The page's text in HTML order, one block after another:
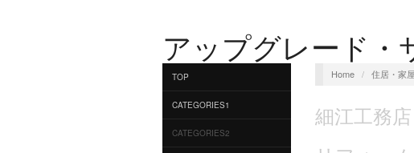
アップグレード・
TOP
CATEGORIES1
CATEGORIES2
Home / 住居・家屋
細江工務店